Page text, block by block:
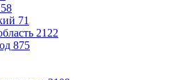
71
2122
875